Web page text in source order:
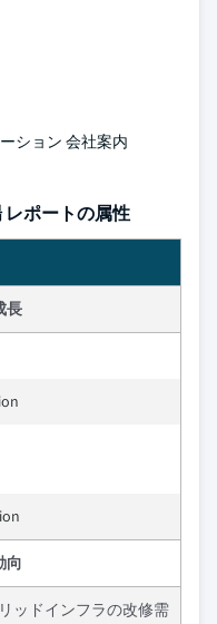
ション 会社案内
レポートの属性
長
向
ッドインフラの改修需